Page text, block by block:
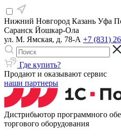
Нижний Новгород Казань Уфа
Саранск Йошкар-Ола
ул. М. Ямская, д. 78-А +7 (831)
Где купить?
Продают и оказывают сервис
наши партнеры
Дистрибьютор программного
торгового оборудования